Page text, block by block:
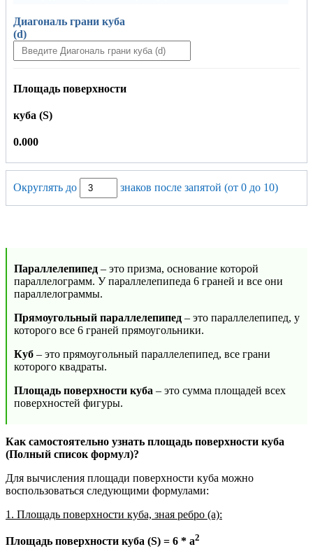
Диагональ грани куба
(d)
Площадь поверхности
куба (S)
0.000
Округлять до знаков после запятой (от 0 до 10)
Параллелепипед – это призма, основание которой
параллелограмм. У параллелепипеда 6 граней и все они
параллелограммы.
Прямоугольный параллелепипед – это параллелепипед, у
которого все 6 граней прямоугольники.
Куб – это прямоугольный параллелепипед, все грани
которого квадраты.
Площадь поверхности куба – это сумма площадей всех
поверхностей фигуры.
Как самостоятельно узнать площадь поверхности куба
(Полный список формул)?
Для вычисления площади поверхности куба можно
воспользоваться следующими формулами:
1. Площадь поверхности куба, зная ребро (a):
Площадь поверхности куба (S) = 6 * a2